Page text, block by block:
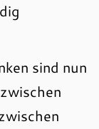
sind nun